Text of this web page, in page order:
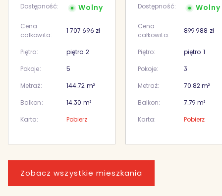
Dostępność: Wolny
Cena
całkowita:
1 707 696 zł
Piętro: piętro 2
Pokoje:
5
Metraż:
144.72 m²
Balkon:
14.30 m²
Karta:
Pobierz
Dostępność: Wolny
Cena
całkowita:
899 988 zł
Piętro: piętro 1
Pokoje:
3
Metraż:
70.82m²
Balkon:
7.79 m²
Karta:
Pobierz
Zobacz wszystkie mieszkania